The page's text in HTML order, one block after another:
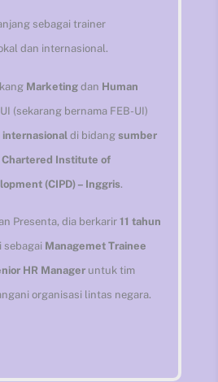
sebagai trainer
dan internasional.
Marketingdan Human
(sekarang bernama FEB-UI)
di bidang sumber
Chartered Institute of
(CIPD) – Inggris.
Presenta, dia berkarir 11 tahun
Managemet Trainee
HR Manageruntuk tim
organisasi lintas negara.